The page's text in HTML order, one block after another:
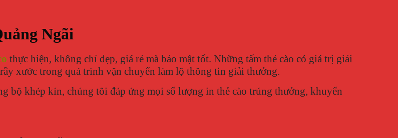
Ngãi
thực hiện, không chỉ đẹp, giá rẻ mà bảo mật tốt. Những tấm thẻ cào có giá trị giải
xước trong quá trình vận chuyển làm lộ thông tin giải thưởng.
bộ khép kín, chúng tôi đáp ứng mọi số lượng in thẻ cào trúng thưởng, khuyến